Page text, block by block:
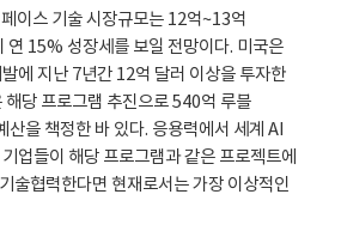
이스 기술 시장규모는 12억~13억
15% 성장세를 보일 전망이다. 미국은
에 지난 7년간 12억 달러 이상을 투자한
해당 프로그램 추진으로 540억 루블
을 책정한 바 있다. 응용력에서 세계 AI
업들이 해당 프로그램과 같은 프로젝트에
술협력한다면 현재로서는 가장 이상적인